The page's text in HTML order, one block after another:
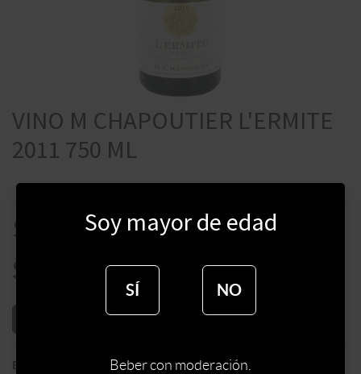
VINO M CHAPOUTIER L'ERMITE
2011 750 ML
$ 47000
$
AÑADIR AL CARRITO
BODEGA M. CHAPOUTIER
Soy mayor de edad
SÍ NO
Beber con moderación.